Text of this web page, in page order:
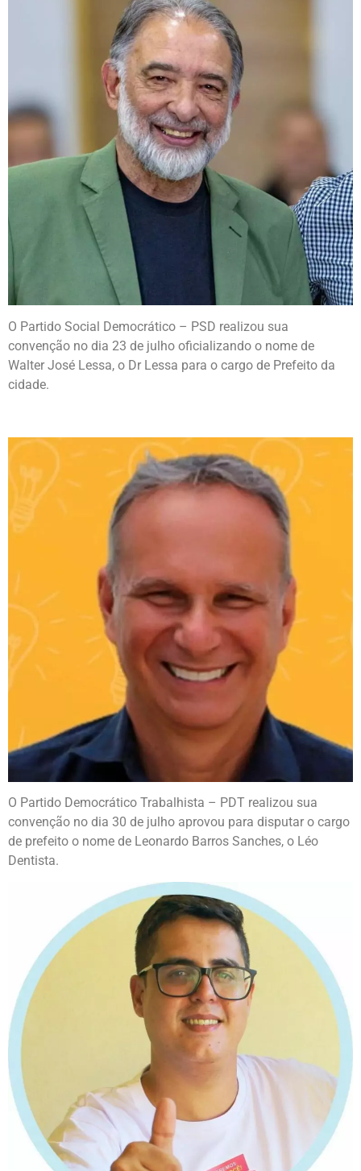
O Partido Social Democrático – PSD realizou sua
convenção no dia 23 de julho oficializando o nome de
Walter José Lessa, o Dr Lessa para o cargo de Prefeito da
cidade.
O Partido Democrático Trabalhista – PDT realizou sua
convenção no dia 30 de julho aprovou para disputar o cargo
de prefeito o nome de Leonardo Barros Sanches, o Léo
Dentista.